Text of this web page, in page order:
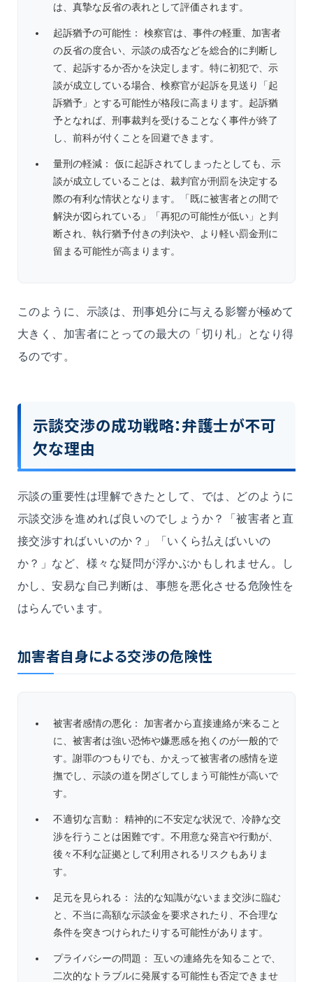
は、真摯な反省の表れとして評価されます。
起訴猶予の可能性： 検察官は、事件の軽重、加害者
の反省の度合い、示談の成否などを総合的に判断し
て、起訴するか否かを決定します。特に初犯で、示
談が成立している場合、検察官が起訴を見送り「起
訴猶予」とする可能性が格段に高まります。起訴猶
予となれば、刑事裁判を受けることなく事件が終了
し、前科が付くことを回避できます。
量刑の軽減： 仮に起訴されてしまったとしても、示
談が成立していることは、裁判官が刑罰を決定する
際の有利な情状となります。「既に被害者との間で
解決が図られている」「再犯の可能性が低い」と判
断され、執行猶予付きの判決や、より軽い罰金刑に
留まる可能性が高まります。
このように、示談は、刑事処分に与える影響が極めて
大きく、加害者にとっての最大の「切り札」となり得
るのです。
示談交渉の成功戦略：弁護士が不可
欠な理由
示談の重要性は理解できたとして、では、どのように
示談交渉を進めれば良いのでしょうか？「被害者と直
接交渉すればいいのか？」「いくら払えばいいの
か？」など、様々な疑問が浮かぶかもしれません。し
かし、安易な自己判断は、事態を悪化させる危険性を
はらんでいます。
加害者自身による交渉の危険性
被害者感情の悪化： 加害者から直接連絡が来ること
に、被害者は強い恐怖や嫌悪感を抱くのが一般的で
す。謝罪のつもりでも、かえって被害者の感情を逆
撫でし、示談の道を閉ざしてしまう可能性が高いで
す。
不適切な言動： 精神的に不安定な状況で、冷静な交
渉を行うことは困難です。不用意な発言や行動が、
後々不利な証拠として利用されるリスクもありま
す。
足元を見られる： 法的な知識がないまま交渉に臨む
と、不当に高額な示談金を要求されたり、不合理な
条件を突きつけられたりする可能性があります。
プライバシーの問題： 互いの連絡先を知ることで、
二次的なトラブルに発展する可能性も否定できませ